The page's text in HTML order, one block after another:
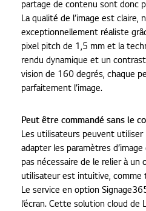
partage de contenu sont donc
La qualité de l’image est claire,
exceptionnellement réaliste
pixel pitch de 1,5 mm et la
rendu dynamique et un
vision de 160 degrés, chaque
parfaitement l’image.
Peut être commandé sans le
Les utilisateurs peuvent utiliser
adapter les paramètres
pas nécessaire de le relier à un
utilisateur est intuitive, comme
Le service en option
l’écran. Cette solution cloud de